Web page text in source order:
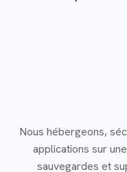
Nous hébergeons,
applications sur
sauvegardes et